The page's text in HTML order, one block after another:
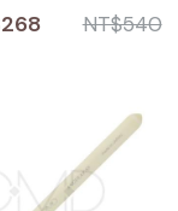
NT$540